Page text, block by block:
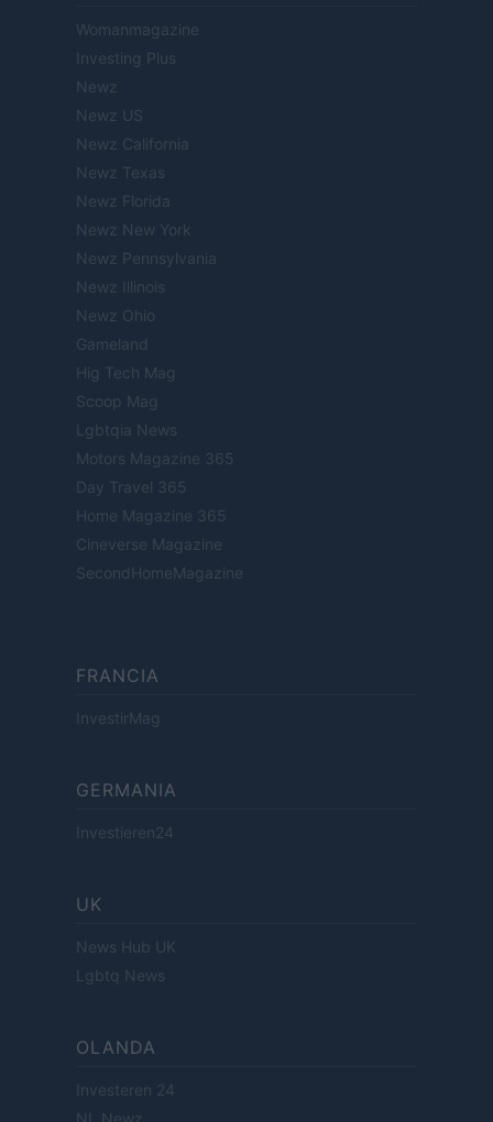
Womanmagazine
Investing Plus
Newz
Newz US
Newz California
Newz Texas
Newz Florida
Newz New York
Newz Pennsylvania
Newz Illinois
Newz Ohio
Gameland
Hig Tech Mag
Scoop Mag
Lgbtqia News
Motors Magazine 365
Day Travel 365
Home Magazine 365
Cineverse Magazine
SecondHomeMagazine
FRANCIA
InvestirMag
GERMANIA
Investieren24
UK
News Hub UK
Lgbtq News
OLANDA
Investeren 24